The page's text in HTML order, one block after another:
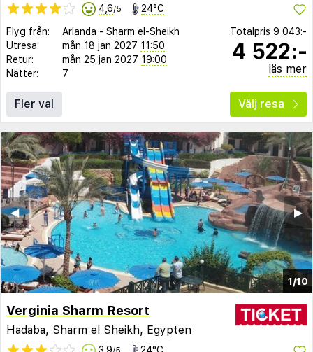
4,6/5 24°C
Flyg från: Arlanda - Sharm el-Sheikh
Utresa:
mån 18 jan 2027 11:50
Retur:
mån 25 jan 2027 19:00
Nätter:
7
Totalpris 9 043:-
4 522:-
läs mer
Fler val Välj resa
1/10
▶︎
◀︎
Verginia Sharm Resort
Hadaba, Sharm el Sheikh, Egypten
3,9 24°C